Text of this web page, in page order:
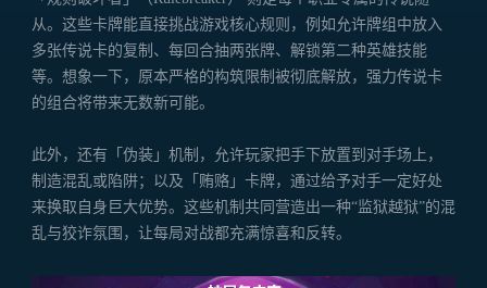
从。这些卡牌能直接挑战游戏核心规则，例如允许牌组中放入
多张传说卡的复制、每回合抽两张牌、解锁第二种英雄技能
等。想象一下，原本严格的构筑限制被彻底解放，强力传说卡
的组合将带来无数新可能。
此外，还有「伪装」机制，允许玩家把手下放置到对手场上，
制造混乱或陷阱；以及「贿赂」卡牌，通过给予对手一定好处
来换取自身巨大优势。这些机制共同营造出一种“监狱越狱”的混
乱与狡诈氛围，让每局对战都充满惊喜和反转。